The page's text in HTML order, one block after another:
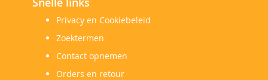
Privacy en Cookiebeleid
Zoektermen
Contact opnemen
Orders en retour